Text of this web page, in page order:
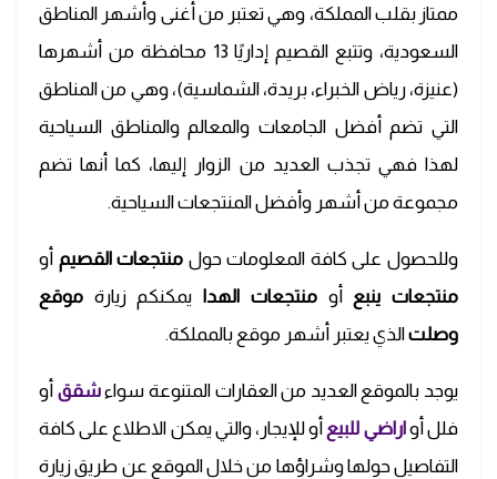
ممتاز بقلب المملكة، وهي تعتبر من أغنى وأشهر المناطق
السعودية، وتتبع القصيم إداريًا 13 محافظة من أشهرها
(عنيزة، رياض الخبراء، بريدة، الشماسية)، وهي من المناطق
التي تضم أفضل الجامعات والمعالم والمناطق السياحية
لهذا فهي تجذب العديد من الزوار إليها، كما أنها تضم
مجموعة من أشهر وأفضل المنتجعات السياحية.
وللحصول على كافة المعلومات حول منتجعات القصيم أو
منتجعات ينبع أومنتجعات الهدايمكنكم زيارة موقع
وصلتالذي يعتبر أشهر موقع بالمملكة.
يوجد بالموقع العديد من العقارات المتنوعة سواءشقق أو
فلل أواراضي للبيع أو للإيجار، والتي يمكن الاطلاع على كافة
التفاصيل حولها وشراؤها من خلال الموقع عن طريق زيارة